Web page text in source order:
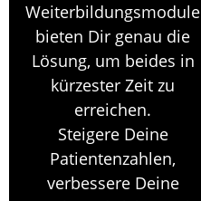
Weiterbildungsmodule
bieten Dir genau die
Lösung, um beides in
kürzester Zeit zu
erreichen.
Steigere Deine
Patientenzahlen,
verbessere Deine